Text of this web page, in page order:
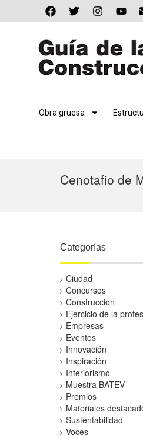
Obra gruesa
Cenotafio de
Categorías
Ciudad
Concursos
Construcción
Ejercicio de la
Empresas
Eventos
Innovación
Inspiración
Interiorismo
Muestra BATEV
Premios
Materiales
Sustentabilidad
Voces